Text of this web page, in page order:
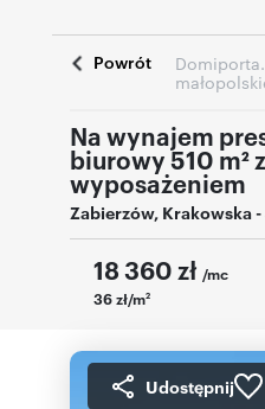
Powrót
Na wynajem
biurowy 510 m²
wyposażeniem
Zabierzów, Krakowska-
18 360 zł /mc
36 zł/m2
Udostępnij